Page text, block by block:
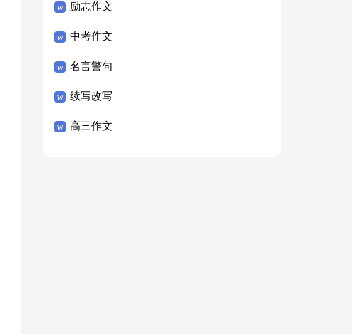
励志作文
中考作文
名言警句
续写改写
高三作文